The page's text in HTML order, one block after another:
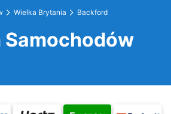
Wielka Brytania Backford